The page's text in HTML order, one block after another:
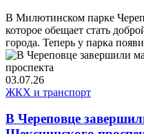
В Милютинском парке
которое обещает стать
города. Теперь у парка
03.07.26
ЖКХ и транспорт
В Череповце